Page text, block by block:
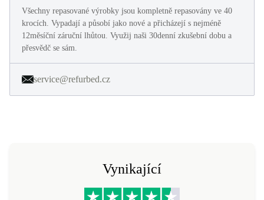
Všechny repasované výrobky jsou kompletně repasovány ve 40
krocích. Vypadají a působí jako nové a přicházejí s nejméně
12měsíční záruční lhůtou. Využij naši 30denní zkušební dobu a
přesvědč se sám.
service@refurbed.cz
Vynikající